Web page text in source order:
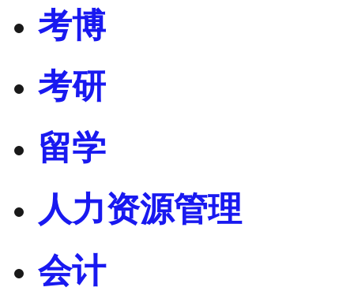
考博
考研
留学
人力资源管理
会计